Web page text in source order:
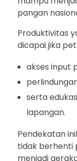
pangan
Produktivitas
dicapai jika
akses input
serta
lapangan.
Pendekatan
tidak berhenti
menjadi